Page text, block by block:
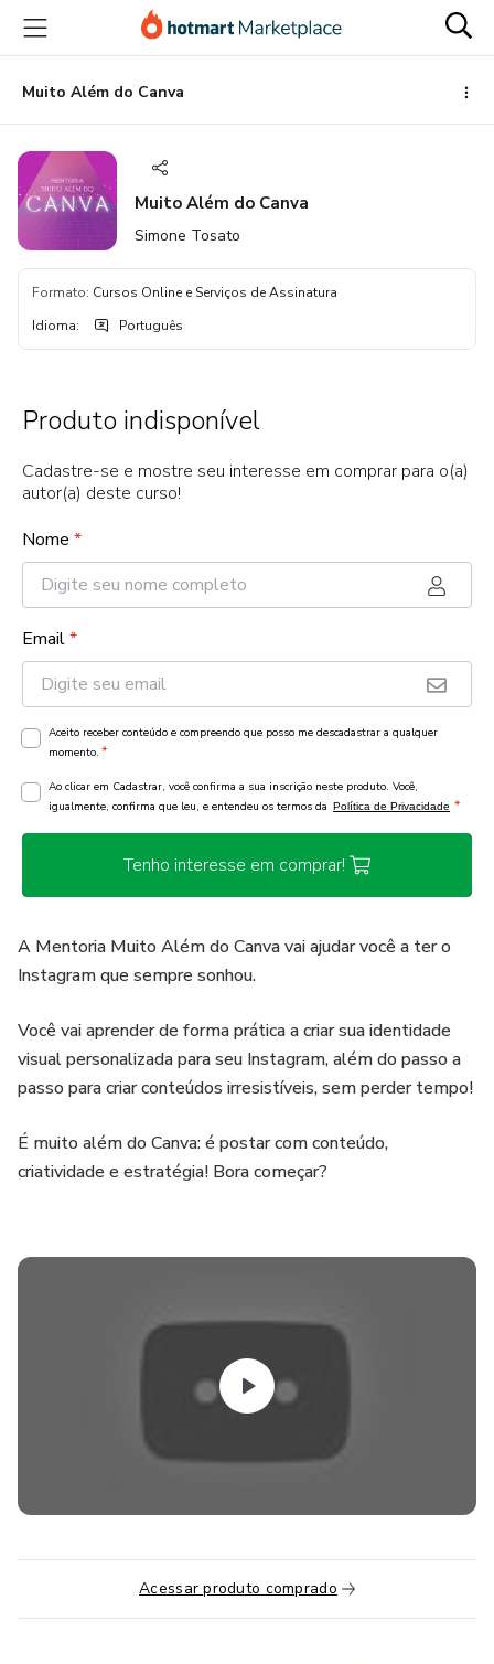
para
conteúdo
principal
para
pagamento
para
rodapé
Muito Além do Canva
Muito Além do Canva
Simone Tosato
Formato: Cursos Online e Serviços de Assinatura
Idioma: Português
Produto indisponível
Cadastre-se e mostre seu interesse em comprar para o(a)
autor(a) deste curso!
Nome *
Email*
Aceito receber conteúdo e compreendo que posso me descadastrar a qualquer
momento. *
Ao clicar em Cadastrar, você confirma a sua inscrição neste produto. Você,
igualmente, confirma que leu, e entendeu os termos da Política de Privacidade *
Tenho interesse em comprar!
A Mentoria Muito Além do Canva vai ajudar você a ter o
Instagram que sempre sonhou.
Você vai aprender de forma prática a criar sua identidade
visual personalizada para seu Instagram, além do passo a
passo para criar conteúdos irresistíveis, sem perder tempo!
É muito além do Canva: é postar com conteúdo,
criatividade e estratégia! Bora começar?
Acessar produto comprado